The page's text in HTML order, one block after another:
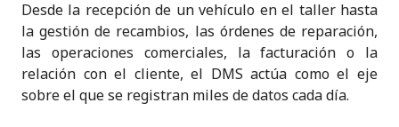
Desde la recepción de un vehículo en el taller hasta
la gestión de recambios, las órdenes de reparación,
las operaciones comerciales, la facturación o la
relación con el cliente, el DMS actúa como el eje
sobre el que se registran miles de datos cada día.